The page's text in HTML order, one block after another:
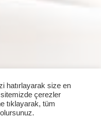
hatırlayarak size en
çerezler
tıklayarak, tüm